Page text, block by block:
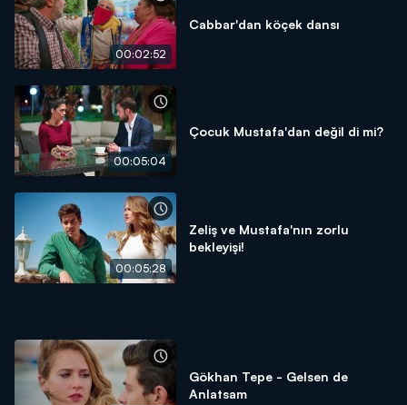
00:02:52
Cabbar'dan köçek dansı
00:05:04
Çocuk Mustafa'dan değil di mi?
00:05:28
Zeliş ve Mustafa'nın zorlu
bekleyişi!
Gökhan Tepe - Gelsen de
Anlatsam